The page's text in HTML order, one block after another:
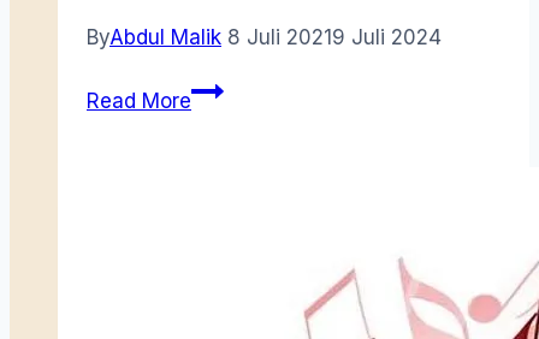
ByAbdul Malik 8 Juli 20219 Juli 2024
Read MoreHantu